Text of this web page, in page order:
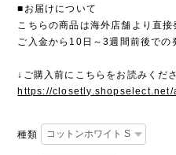
■お届けについて
こちらの商品は海外店舗より直接
ご入金から10日～3週間前後での
↓ご購入前にこちらをお読みくだ
https://closetly.shopselect.net/
種類